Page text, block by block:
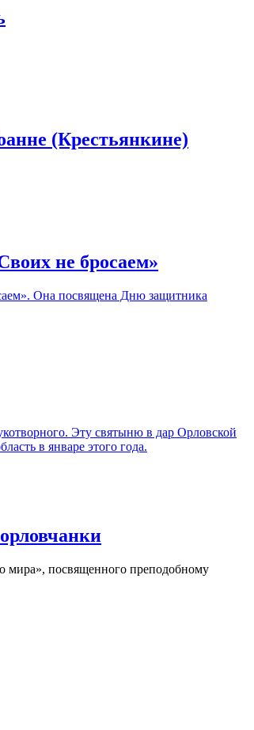
(Крестьянкине)
не бросаем»
Она посвящена Дню защитника
Эту святыню в дар Орловской
в январе этого года.
мира», посвященного преподобному